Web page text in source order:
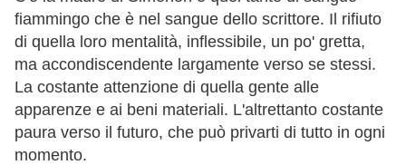
fiammingo che è nel sangue dello scrittore. Il rifiuto
di quella loro mentalità, inflessibile, un po' gretta,
ma accondiscendente largamente verso se stessi.
La costante attenzione di quella gente alle
apparenze e ai beni materiali. L'altrettanto costante
paura verso il futuro, che può privarti di tutto in ogni
momento.